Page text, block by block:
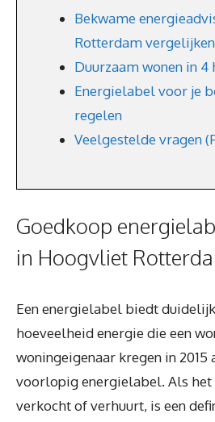
Bekwame
Rotterdam vergelijken
Duurzaam wonen in 4
Energielabel voor je
regelen
Veelgestelde vragen
Goedkoop
in Hoogvliet
Een energielabel biedt
hoeveelheid energie die een
woningeigenaar kregen in 2015
voorlopig energielabel. Als
verkocht of verhuurt, is een